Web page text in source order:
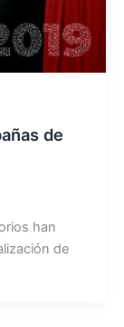
de
han
de